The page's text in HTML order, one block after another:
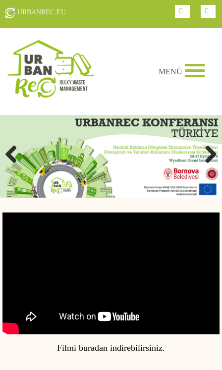
URBANREC.EU
MENÜ
YÜKSEK DEĞER KATILMIŞ GERİ DÖNÜŞÜM İLE
SÜRDÜRÜLEBİLİR ÇÖZÜMLER!
Filmi buradan indirebilirsiniz.